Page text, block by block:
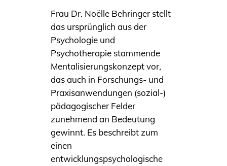
Frau Dr. Noëlle Behringer stellt
das ursprünglich aus der
Psychologie und
Psychotherapie stammende
Mentalisierungskonzept vor,
das auch in Forschungs- und
Praxisanwendungen (sozial-)
pädagogischer Felder
zunehmend an Bedeutung
gewinnt. Es beschreibt zum
einen
entwicklungspsychologische